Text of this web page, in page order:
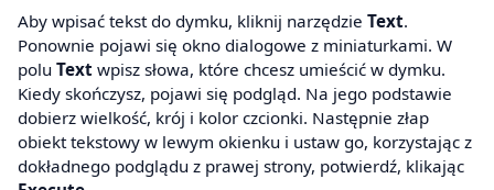
Aby wpisać tekst do dymku, kliknij narzędzie Text.
Ponownie pojawi się okno dialogowe z miniaturkami. W
polu Text wpisz słowa, które chcesz umieścić w dymku.
Kiedy skończysz, pojawi się podgląd. Na jego podstawie
dobierz wielkość, krój i kolor czcionki. Następnie złap
obiekt tekstowy w lewym okienku i ustaw go, korzystając z
dokładnego podglądu z prawej strony, potwierdź, klikając